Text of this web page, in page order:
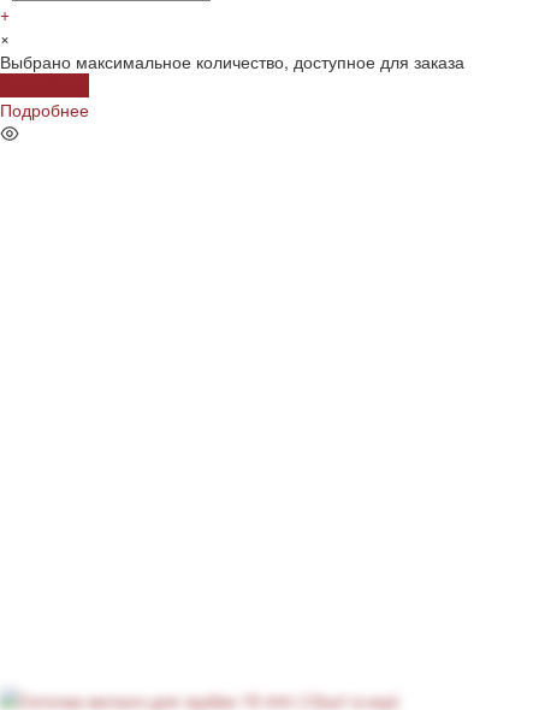
+
×
Выбрано максимальное количество, доступное для заказа
Подробнее